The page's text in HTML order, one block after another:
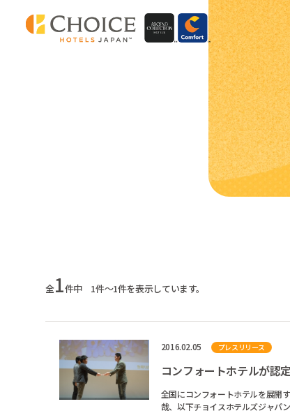
全1件中 1件～1件を表示しています。
2016.02.05 プレスリリース
全国にコンフォートホテルを展開
哉、以下チョイスホテルズジャパ